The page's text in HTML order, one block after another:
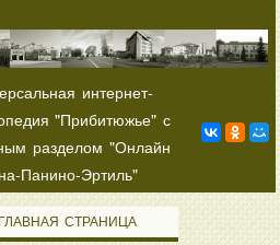
интернет-
"Прибитюжье" с
разделом "Онлайн
Панино-Эртиль"
СТРАНИЦА